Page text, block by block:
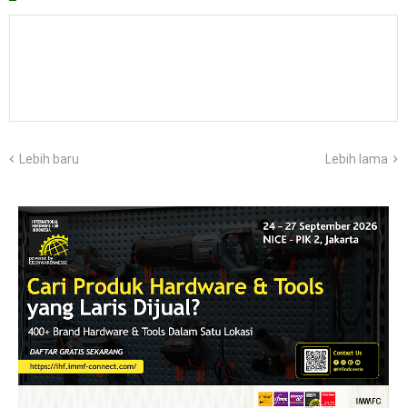
Lebih baru Lebih lama